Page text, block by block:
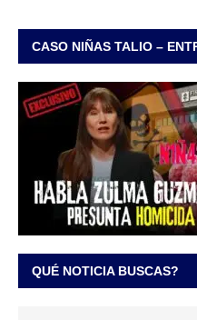
CASO NIÑAS TALIO –
QUÉ NOTICIA BUSCAS?